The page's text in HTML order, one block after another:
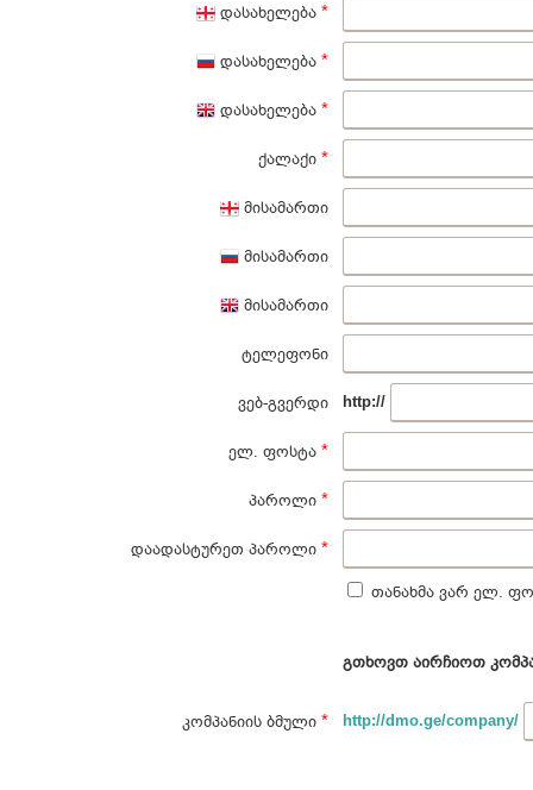
დასახელება *
დასახელება *
დასახელება *
ქალაქი *
მისამართი
მისამართი
მისამართი
ტელეფონი
ვებ-გვერდი http://
ელ. ფოსტა *
პაროლი *
დაადასტურეთ პაროლი *
თანახმა ვარ ელ.
გთხოვთ აირჩიოთ
კომპანიის ბმული * http://dmo.ge/company/